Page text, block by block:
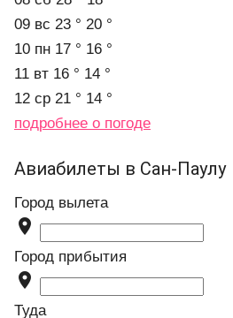
09 вс 23 ° 20 °
10 пн 17 ° 16 °
11 вт 16 ° 14 °
12 ср 21 ° 14 °
подробнее о погоде
Авиабилеты в Сан-Паулу
Город вылета

Город прибытия

Туда